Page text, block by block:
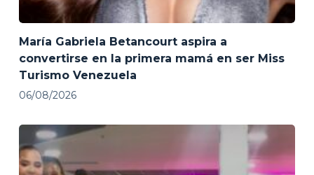
María Gabriela Betancourt aspira a
convertirse en la primera mamá en ser Miss
Turismo Venezuela
06/08/2026